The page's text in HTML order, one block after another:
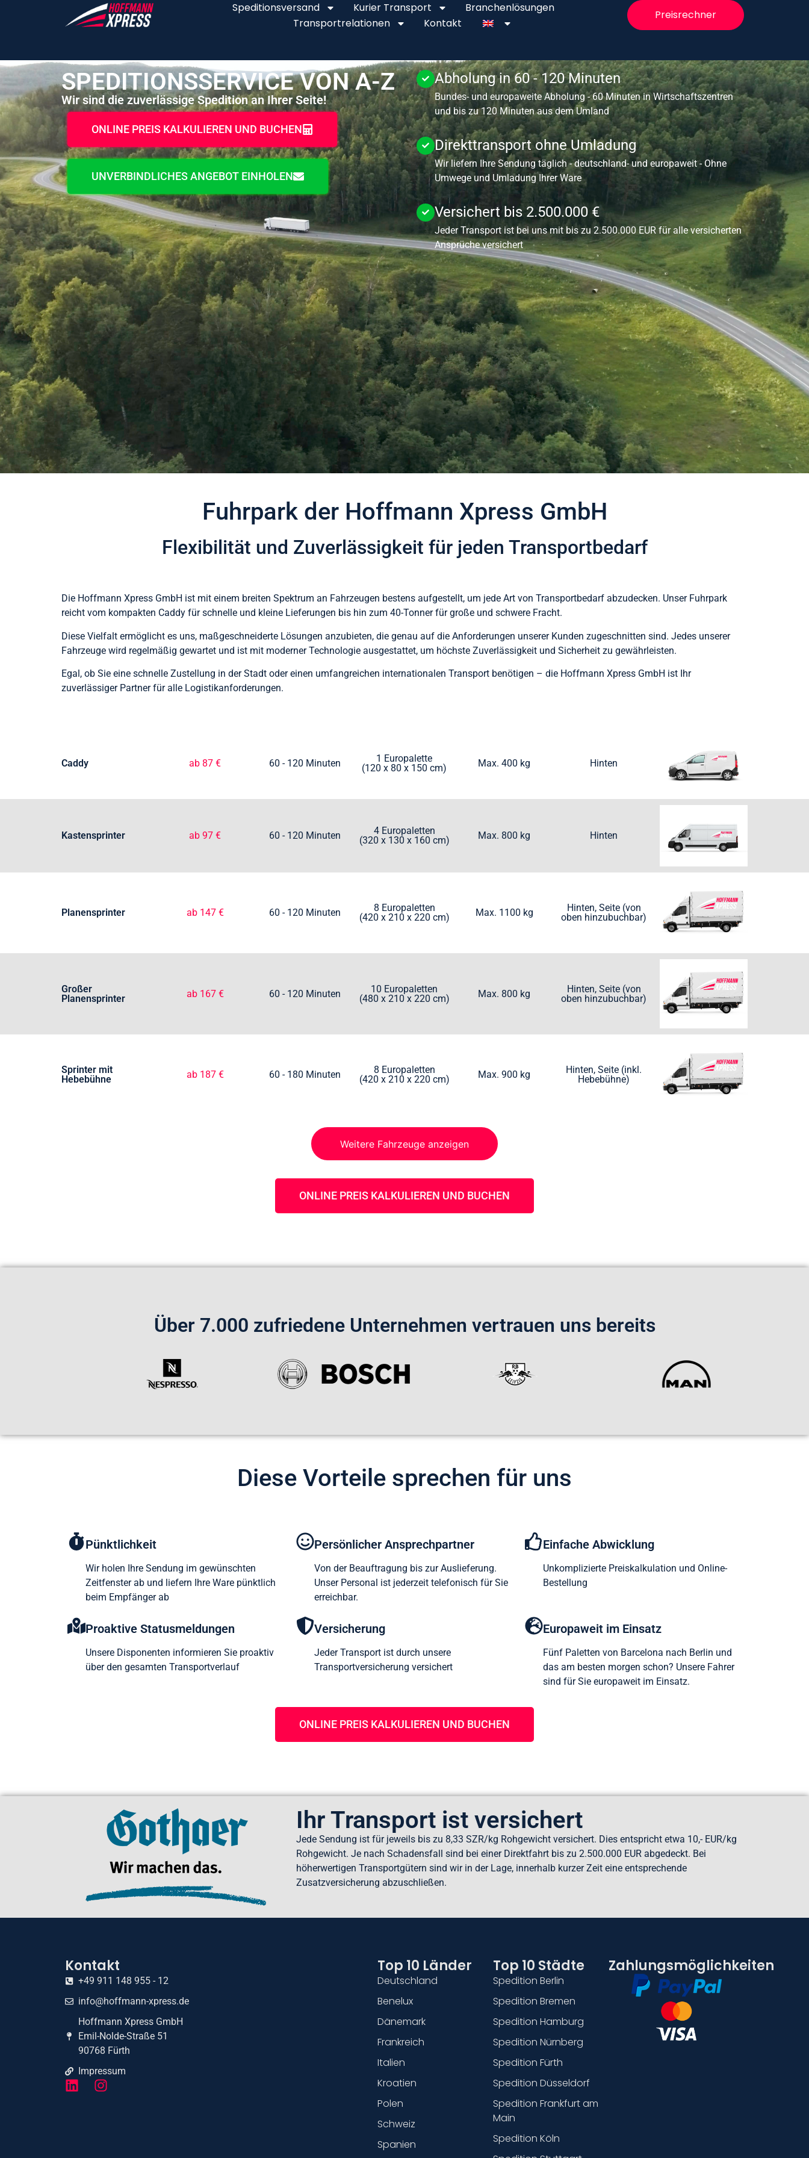
Speditionsversand Kurier Transport
Branchenlösungen
Transportrelationen
Kontakt
Preisrechner
SPEDITIONSSERVICE VON A-Z
Wir sind die zuverlässige Spedition an Ihrer Seite!
ONLINE PREIS KALKULIEREN UND BUCHEN
UNVERBINDLICHES ANGEBOT EINHOLEN
Abholung in 60 - 120 Minuten
Bundes- und europaweite Abholung - 60 Minuten in Wirtschaftszentren
und bis zu 120 Minuten aus dem Umland
Direkttransport ohne Umladung
Wir liefern Ihre Sendung täglich - deutschland- und europaweit - Ohne
Umwege und Umladung Ihrer Ware
Versichert bis 2.500.000 €
Jeder Transport ist bei uns mit bis zu 2.500.000 EUR für alle versicherten
Ansprüche versichert
Fuhrpark der Hoffmann Xpress GmbH
Flexibilität und Zuverlässigkeit für jeden Transportbedarf
Die Hoffmann Xpress GmbH ist mit einem breiten Spektrum an Fahrzeugen bestens aufgestellt, um jede Art von Transportbedarf abzudecken. Unser Fuhrpark
reicht vom kompakten Caddy für schnelle und kleine Lieferungen bis hin zum 40-Tonner für große und schwere Fracht.
Diese Vielfalt ermöglicht es uns, maßgeschneiderte Lösungen anzubieten, die genau auf die Anforderungen unserer Kunden zugeschnitten sind. Jedes unserer
Fahrzeuge wird regelmäßig gewartet und ist mit moderner Technologie ausgestattet, um höchste Zuverlässigkeit und Sicherheit zu gewährleisten.
Egal, ob Sie eine schnelle Zustellung in der Stadt oder einen umfangreichen internationalen Transport benötigen – die Hoffmann Xpress GmbH ist Ihr
zuverlässiger Partner für alle Logistikanforderungen.
Caddy ab 87 € 60 - 120 Minuten
1 Europalette
(120 x 80 x 150 cm)
Max. 400 kg Hinten
Kastensprinter ab 97 € 60 - 120 Minuten
4 Europaletten
(320 x 130 x 160 cm)​
Max. 800 kg Hinten
Planensprinter ab 147 € 60 - 120 Minuten
8 Europaletten
(420 x 210 x 220 cm)
Max. 1100 kg
Hinten, Seite (von
oben hinzubuchbar)
Großer
Planensprinter
ab 167 € 60 - 120 Minuten
10 Europaletten
(480 x 210 x 220 cm)
Max. 800 kg
Hinten, Seite (von
oben hinzubuchbar)
Sprinter mit
Hebebühne
ab 187 € 60 - 180 Minuten
8 Europaletten
(420 x 210 x 220 cm)
Max. 900 kg
Hinten, Seite (inkl.
Hebebühne)
Weitere Fahrzeuge anzeigen
ONLINE PREIS KALKULIEREN UND BUCHEN
Über 7.000 zufriedene Unternehmen vertrauen uns bereits
Diese Vorteile sprechen für uns
Pünktlichkeit
Wir holen Ihre Sendung im gewünschten
Zeitfenster ab und liefern Ihre Ware pünktlich
beim Empfänger ab
Persönlicher Ansprechpartner
Von der Beauftragung bis zur Auslieferung.
Unser Personal ist jederzeit telefonisch für Sie
erreichbar.
Einfache Abwicklung
Unkomplizierte Preiskalkulation und Online-
Bestellung
Proaktive Statusmeldungen
Unsere Disponenten informieren Sie proaktiv
über den gesamten Transportverlauf
Versicherung
Jeder Transport ist durch unsere
Transportversicherung versichert
Europaweit im Einsatz
Fünf Paletten von Barcelona nach Berlin und
das am besten morgen schon? Unsere Fahrer
sind für Sie europaweit im Einsatz.
ONLINE PREIS KALKULIEREN UND BUCHEN
Ihr Transport ist versichert
Jede Sendung ist für jeweils bis zu 8,33 SZR/kg Rohgewicht versichert. Dies entspricht etwa 10,- EUR/kg
Rohgewicht. Je nach Schadensfall sind bei einer Direktfahrt bis zu 2.500.000 EUR abgedeckt. Bei
höherwertigen Transportgütern sind wir in der Lage, innerhalb kurzer Zeit eine entsprechende
Zusatzversicherung abzuschließen.
Kontakt
+49 911 148 955 - 12
info@hoffmann-xpress.de
Hoffmann Xpress GmbH
Emil-Nolde-Straße 51
90768 Fürth
Impressum
Top 10 Länder
Deutschland
Benelux
Dänemark
Frankreich
Italien
Kroatien
Polen
Schweiz
Spanien
Top 10 Städte
Spedition Berlin
Spedition Bremen
Spedition Hamburg
Spedition Nürnberg
Spedition Fürth
Spedition Düsseldorf
Spedition Frankfurt am
Main
Spedition Köln
Zahlungsmöglichkeiten